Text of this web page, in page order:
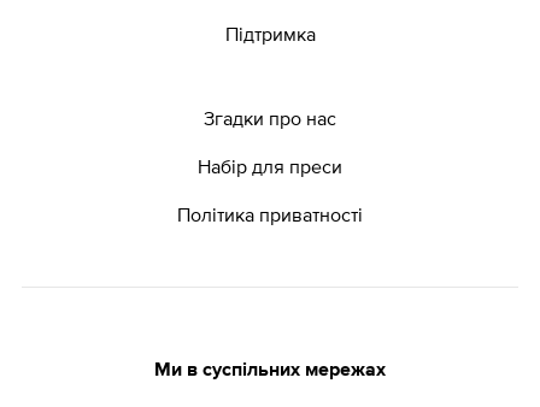
Підтримка
Згадки про нас
Набір для преси
Політика приватності
Ми в суспільних мережах